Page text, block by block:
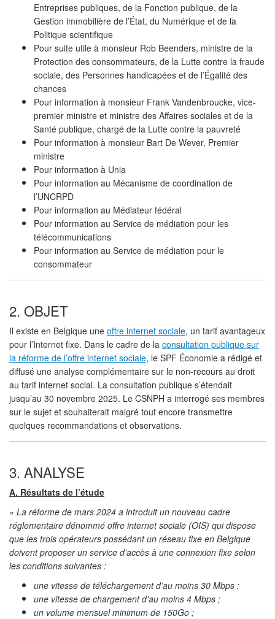
Entreprises publiques, de la Fonction publique, de la
Gestion immobilière de l’État, du Numérique et de la
Politique scientifique
Pour suite utile à monsieur Rob Beenders, ministre de la
Protection des consommateurs, de la Lutte contre la fraude
sociale, des Personnes handicapées et de l’Égalité des
chances
Pour information à monsieur Frank Vandenbroucke, vice-
premier ministre et ministre des Affaires sociales et de la
Santé publique, chargé de la Lutte contre la pauvreté
Pour information à monsieur Bart De Wever, Premier
ministre
Pour information à Unia
Pour information au Mécanisme de coordination de
l’UNCRPD
Pour information au Médiateur fédéral
Pour information au Service de médiation pour les
télécommunications
Pour information au Service de médiation pour le
consommateur
2. OBJET
Il existe en Belgique une offre internet sociale, un tarif avantageux
pour l’Internet fixe. Dans le cadre de la consultation publique sur
la réforme de l’offre internet sociale, le SPF Économie a rédigé et
diffusé une analyse complémentaire sur le non-recours au droit
au tarif internet social. La consultation publique s’étendait
jusqu’au 30 novembre 2025. Le CSNPH a interrogé ses membres
sur le sujet et souhaiterait malgré tout encore transmettre
quelques recommandations et observations.
3. ANALYSE
A. Résultats de l’étude
« La réforme de mars 2024 a introduit un nouveau cadre
réglementaire dénommé offre internet sociale (OIS) qui dispose
que les trois opérateurs possédant un réseau fixe en Belgique
doivent proposer un service d’accès à une connexion fixe selon
les conditions suivantes :
une vitesse de téléchargement d’au moins 30 Mbps ;
une vitesse de chargement d’au moins 4 Mbps ;
un volume mensuel minimum de 150Go ;